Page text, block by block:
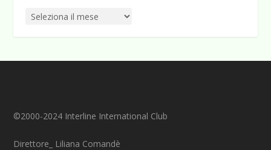
©2000-2024 Interline International Club
Direttore_ Liliana Comandè